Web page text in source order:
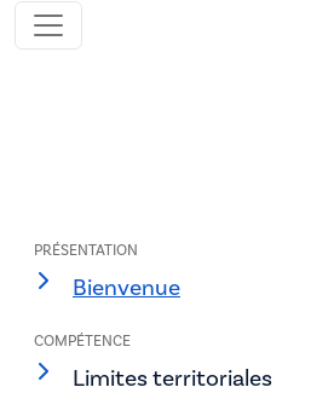
PRÉSENTATION
Bienvenue
COMPÉTENCE
Limites territoriales